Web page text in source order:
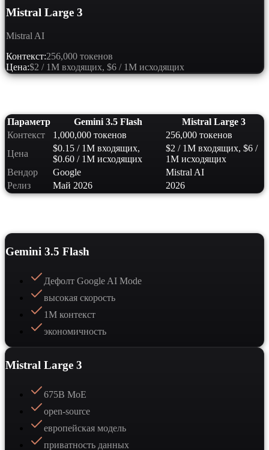
Mistral Large 3
Mistral AI
Контекст:256,000 токенов
Цена:$2 / 1M входящих, $6 / 1M исходящих
Параметр Gemini 3.5 Flash
Mistral Large 3
Контекст
1,000,000 токенов
256,000 токенов
Цена
$0.15 / 1M входящих,
$0.60 / 1M исходящих
$2 / 1M входящих, $6 /
1M исходящих
Вендор
Google
Mistral AI
Релиз
Май 2026 2026
Gemini 3.5 Flash
Дефолт Google AI Mode
высокая скорость
1M контекст
экономичность
Mistral Large 3
675B MoE
open-source
европейская модель
приватность данных